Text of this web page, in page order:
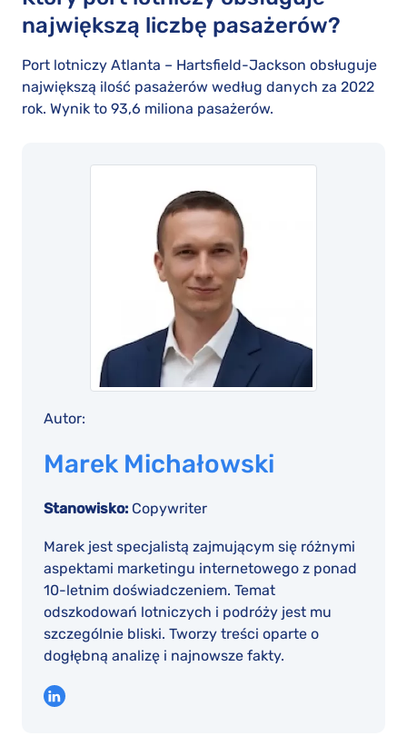
największą liczbę pasażerów?
Port lotniczy Atlanta – Hartsfield-Jackson obsługuje
największą ilość pasażerów według danych za 2022
rok. Wynik to 93,6 miliona pasażerów.
Autor:
Marek Michałowski
Stanowisko: Copywriter
Marek jest specjalistą zajmującym się różnymi
aspektami marketingu internetowego z ponad
10-letnim doświadczeniem. Temat
odszkodowań lotniczych i podróży jest mu
szczególnie bliski. Tworzy treści oparte o
dogłębną analizę i najnowsze fakty.